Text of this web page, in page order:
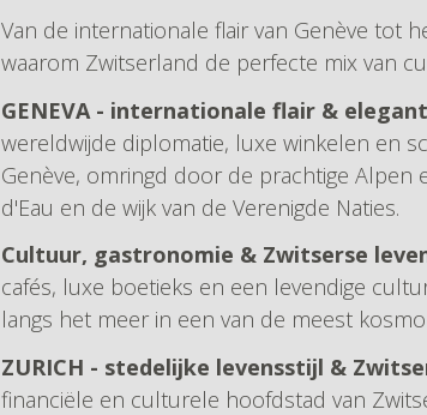
Van de internationale flair van Genève tot
waarom Zwitserland de perfecte mix van
GENEVA - internationale flair &
wereldwijde diplomatie, luxe winkelen en
Genève, omringd door de prachtige
d'Eau en de wijk van de Verenigde Naties.
Cultuur, gastronomie & Zwitserse
cafés, luxe boetieks en een levendige
langs het meer in een van de meest
ZURICH - stedelijke levensstijl &
financiële en culturele hoofdstad van